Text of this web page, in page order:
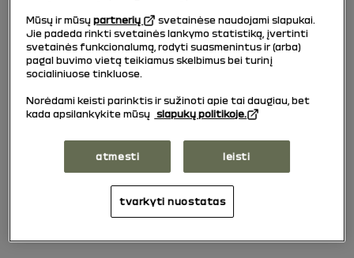
Dacia
Sandero
Mūsų ir mūsųpartnerių
svetainėse naudojami slapukai.
Jie padeda rinkti svetainės lankymo statistiką, įvertinti
svetainės funkcionalumą, rodyti suasmenintus ir (arba)
pagal buvimo vietą teikiamus skelbimus bei turinį
socialiniuose tinkluose.
Norėdami keisti parinktis ir sužinoti apie tai daugiau, bet
kada apsilankykite mūsų slapukų politikoje.
atmesti leisti
tvarkyti nuostatas